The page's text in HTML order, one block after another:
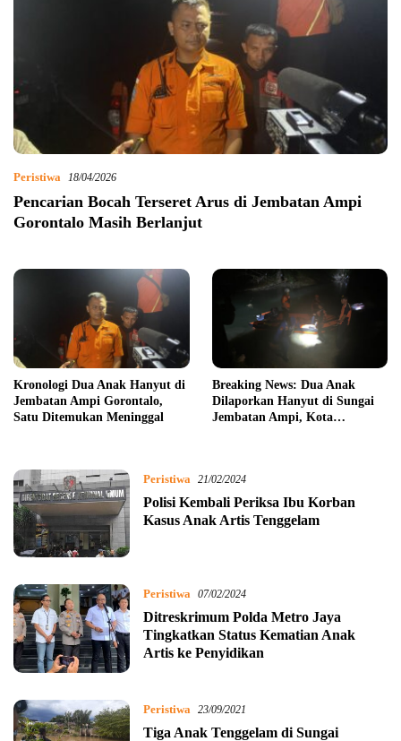
Peristiwa 18/04/2026
Pencarian Bocah Terseret Arus di Jembatan Ampi
Gorontalo Masih Berlanjut
Kronologi Dua Anak Hanyut di
Jembatan Ampi Gorontalo,
Satu Ditemukan Meninggal
Breaking News: Dua Anak
Dilaporkan Hanyut di Sungai
Jembatan Ampi, Kota
Peristiwa 21/02/2024
Polisi Kembali Periksa Ibu Korban
Kasus Anak Artis Tenggelam
Peristiwa 07/02/2024
Ditreskrimum Polda Metro Jaya
Tingkatkan Status Kematian Anak
Artis ke Penyidikan
Peristiwa 23/09/2021
Tiga Anak Tenggelam di Sungai